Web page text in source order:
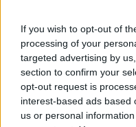
If you wish to opt-out of
processing of your
targeted advertising by
section to confirm your
opt-out request is
interest-based ads based
us or personal